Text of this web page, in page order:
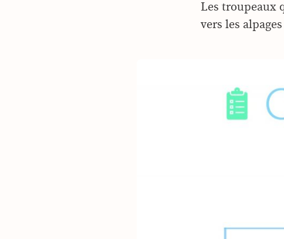
Les troupeaux
vers les